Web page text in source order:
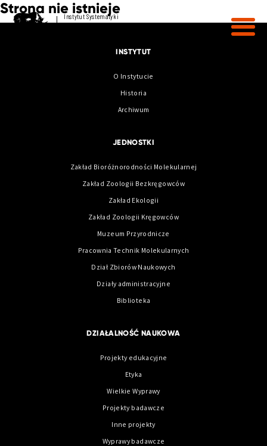
Instytut Systematyki
Strona nie istnieje
INSTYTUT
O Instytucie
Historia
Archiwum
JEDNOSTKI
Zakład Bioróżnorodności Molekularnej
Zakład Zoologii Bezkręgowców
Zakład Ekologii
Zakład Zoologii Kręgowców
Muzeum Przyrodnicze
Pracownia Technik Molekularnych
Dział Zbiorów Naukowych
Działy administracyjne
Biblioteka
DZIAŁALNOŚĆ NAUKOWA
Projekty edukacyjne
Etyka
Wielkie Wyprawy
Projekty badawcze
Inne projekty
Wyprawy badawcze